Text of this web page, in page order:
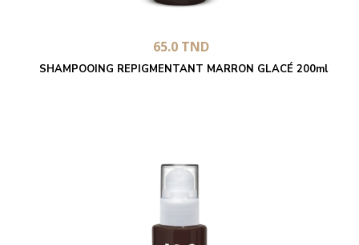
SHAMPOOING REPIGMENTANT MARRON GLACÉ 200ml
65.0TND